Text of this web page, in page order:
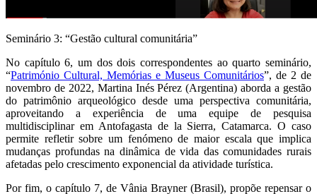
Seminário 3: “Gestão cultural comunitária”
No capítulo 6, um dos dois correspondentes ao quarto seminário,
“Património Cultural, Memórias e Museus Comunitários”, de 2 de
novembro de 2022, Martina Inés Pérez (Argentina) aborda a gestão
do patrimônio arqueológico desde uma perspectiva comunitária,
aproveitando a experiência de uma equipe de pesquisa
multidisciplinar em Antofagasta de la Sierra, Catamarca. O caso
permite refletir sobre um fenómeno de maior escala que implica
mudanças profundas na dinâmica de vida das comunidades rurais
afetadas pelo crescimento exponencial da atividade turística.
Por fim, o capítulo 7, de Vânia Brayner (Brasil), propõe repensar o